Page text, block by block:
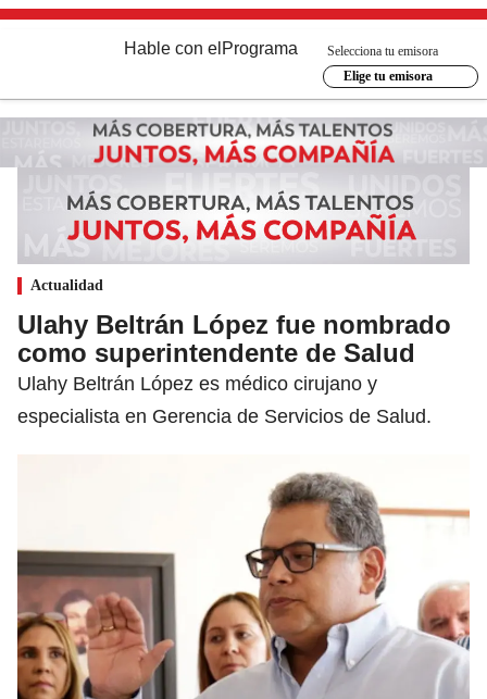
Hable con el Programa
Selecciona tu emisora
Elige tu emisora
Actualidad
Ulahy Beltrán López fue nombrado
como superintendente de Salud
Ulahy Beltrán López es médico cirujano y
especialista en Gerencia de Servicios de Salud.